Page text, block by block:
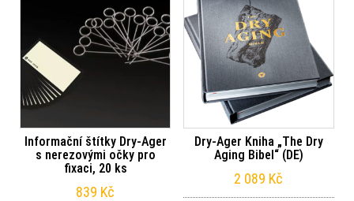
Informační štítky Dry-Ager
s nerezovými očky pro
fixaci, 20 ks
839 Kč
Dry-Ager Kniha „The Dry
Aging Bibel“ (DE)
2 089 Kč